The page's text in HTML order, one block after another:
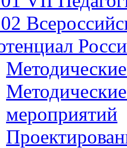
мероприятий